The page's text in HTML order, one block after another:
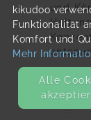
und
kikudoo
Funktionalität
Komfort und
Mehr
Alle